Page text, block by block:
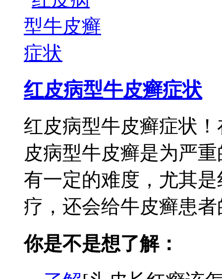
红皮病型牛皮癣症状
红皮病型牛皮癣症状
皮病型牛皮癣是为严
有一定的难度，尤其
疗，还会给牛皮癣患
你是不是想了解：